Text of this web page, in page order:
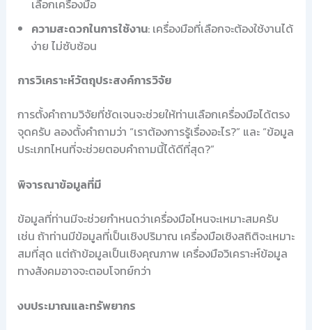
เลือกเครื่องมือ
ความสะดวกในการใช้งาน: เครื่องมือที่เลือกจะต้องใช้งานได้
ง่าย ไม่ซับซ้อน
การวิเคราะห์วัตถุประสงค์การวิจัย
การตั้งคำถามวิจัยที่ชัดเจนจะช่วยให้ท่านเลือกเครื่องมือได้ตรง
จุดครับ ลองตั้งคำถามว่า “เราต้องการรู้เรื่องอะไร?” และ “ข้อมูล
ประเภทไหนที่จะช่วยตอบคำถามนี้ได้ดีที่สุด?”
พิจารณาข้อมูลที่มี
ข้อมูลที่ท่านมีจะช่วยกำหนดว่าเครื่องมือไหนจะเหมาะสมครับ
เช่น ถ้าท่านมีข้อมูลที่เป็นเชิงปริมาณ เครื่องมือเชิงสถิติจะเหมาะ
สมที่สุด แต่ถ้าข้อมูลเป็นเชิงคุณภาพ เครื่องมือวิเคราะห์ข้อมูล
ทางสังคมอาจจะตอบโจทย์กว่า
งบประมาณและทรัพยากร